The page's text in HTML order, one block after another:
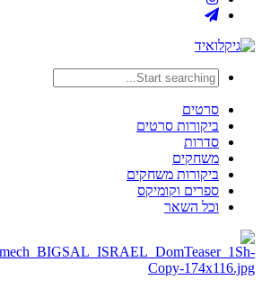
סרטים
ביקורות סרטים
סדרות
משחקים
ביקורות משחקים
ספרים וקומיקס
וכל השאר